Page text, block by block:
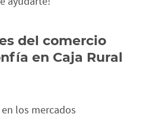
del comercio
en Caja Rural
los mercados